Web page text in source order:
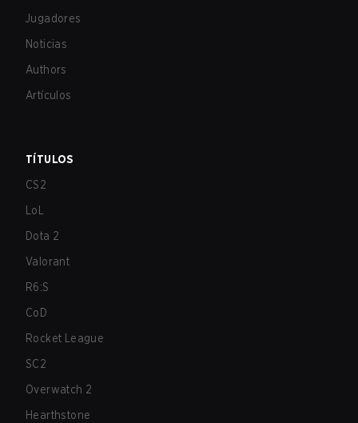
Jugadores
Noticias
Authors
Artículos
TÍTULOS
CS2
LoL
Dota 2
Valorant
R6:S
CoD
Rocket League
SC2
Overwatch 2
Hearthstone